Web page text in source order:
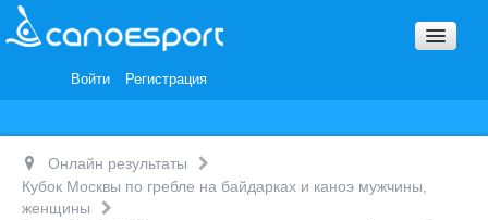
Войти Регистрация
Награды и Благодарности
Онлайн результаты
Кубок Москвы по гребле на байдарках и каноэ мужчины,
женщины